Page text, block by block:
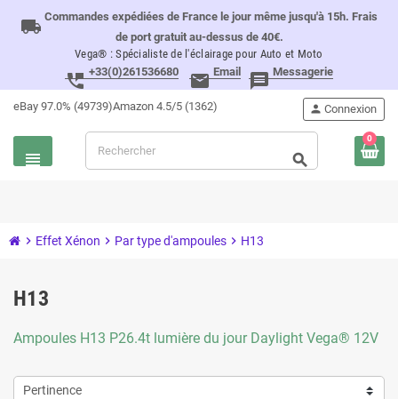
local_shipping Commandes expédiées de France le jour même jusqu'à 15h. Frais
de port gratuit au-dessus de 40€.
Vega® : Spécialiste de l'éclairage pour Auto et Moto
perm_phone_msg +33(0)261536680 email Email message Messagerie
eBay 97.0% (49739)Amazon 4.5/5 (1362)
view_headline
person Connexion
search
0
chevron_right Effet Xénon chevron_right Par type d'ampoules chevron_right H13
H13
Ampoules H13 P26.4t lumière du jour Daylight Vega® 12V
Pertinence